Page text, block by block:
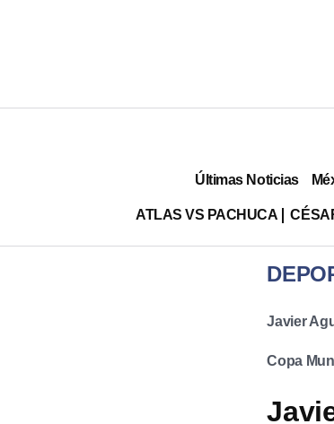
Últimas Noticias
ATLAS VS PACHUCA
Javier
Copa